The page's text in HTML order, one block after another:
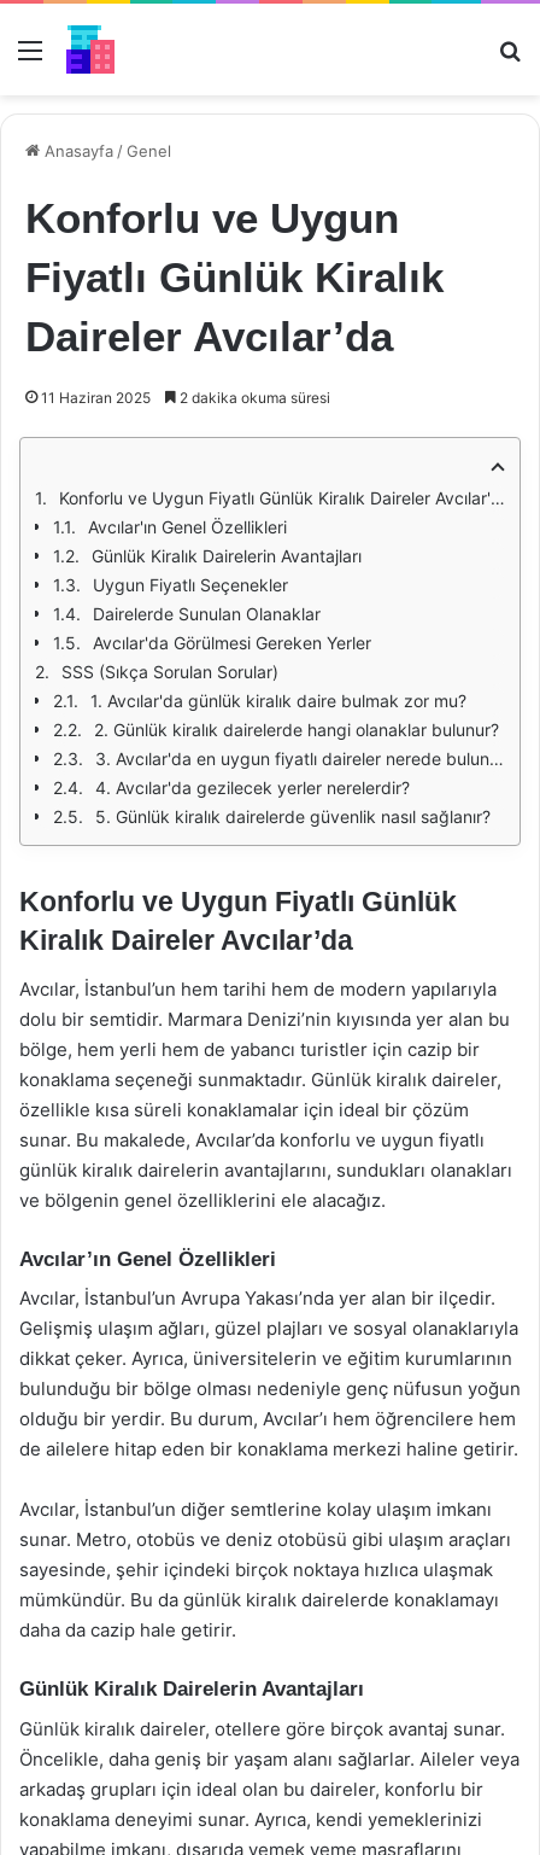
Menü
Anasayfa /Genel
Konforlu ve Uygun
Fiyatlı Günlük Kiralık
Daireler Avcılar’da
11 Haziran 2025 2 dakika okuma süresi
Konforlu ve Uygun Fiyatlı Günlük Kiralık Daireler Avcılar'da
Avcılar'ın Genel Özellikleri
Günlük Kiralık Dairelerin Avantajları
Uygun Fiyatlı Seçenekler
Dairelerde Sunulan Olanaklar
Avcılar'da Görülmesi Gereken Yerler
SSS (Sıkça Sorulan Sorular)
1. Avcılar'da günlük kiralık daire bulmak zor mu?
2. Günlük kiralık dairelerde hangi olanaklar bulunur?
3. Avcılar'da en uygun fiyatlı daireler nerede bulunur?
4. Avcılar'da gezilecek yerler nerelerdir?
5. Günlük kiralık dairelerde güvenlik nasıl sağlanır?
Konforlu ve Uygun Fiyatlı Günlük
Kiralık Daireler Avcılar’da
Avcılar, İstanbul’un hem tarihi hem de modern yapılarıyla
dolu bir semtidir. Marmara Denizi’nin kıyısında yer alan bu
bölge, hem yerli hem de yabancı turistler için cazip bir
konaklama seçeneği sunmaktadır. Günlük kiralık daireler,
özellikle kısa süreli konaklamalar için ideal bir çözüm
sunar. Bu makalede, Avcılar’da konforlu ve uygun fiyatlı
günlük kiralık dairelerin avantajlarını, sundukları olanakları
ve bölgenin genel özelliklerini ele alacağız.
Avcılar’ın Genel Özellikleri
Avcılar, İstanbul’un Avrupa Yakası’nda yer alan bir ilçedir.
Gelişmiş ulaşım ağları, güzel plajları ve sosyal olanaklarıyla
dikkat çeker. Ayrıca, üniversitelerin ve eğitim kurumlarının
bulunduğu bir bölge olması nedeniyle genç nüfusun yoğun
olduğu bir yerdir. Bu durum, Avcılar’ı hem öğrencilere hem
de ailelere hitap eden bir konaklama merkezi haline getirir.
Avcılar, İstanbul’un diğer semtlerine kolay ulaşım imkanı
sunar. Metro, otobüs ve deniz otobüsü gibi ulaşım araçları
sayesinde, şehir içindeki birçok noktaya hızlıca ulaşmak
mümkündür. Bu da günlük kiralık dairelerde konaklamayı
daha da cazip hale getirir.
Günlük Kiralık Dairelerin Avantajları
Günlük kiralık daireler, otellere göre birçok avantaj sunar.
Öncelikle, daha geniş bir yaşam alanı sağlarlar. Aileler veya
arkadaş grupları için ideal olan bu daireler, konforlu bir
konaklama deneyimi sunar. Ayrıca, kendi yemeklerinizi
yapabilme imkanı, dışarıda yemek yeme masraflarını